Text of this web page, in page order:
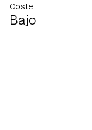
Coste
Bajo